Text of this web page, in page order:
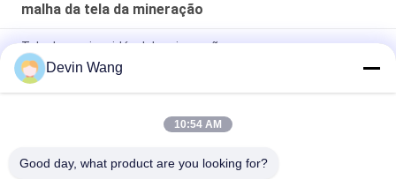
malha da tela da mineração
Tela de aço inoxidável de mineração
Malha de tela vibratória com gancho de arame tecido para
peneiramento de minas para pedreira
Tela vibratória de mineração 65mn direta da fábrica malha
Devin Wang
10:54 AM
Good day, what product are you looking for?